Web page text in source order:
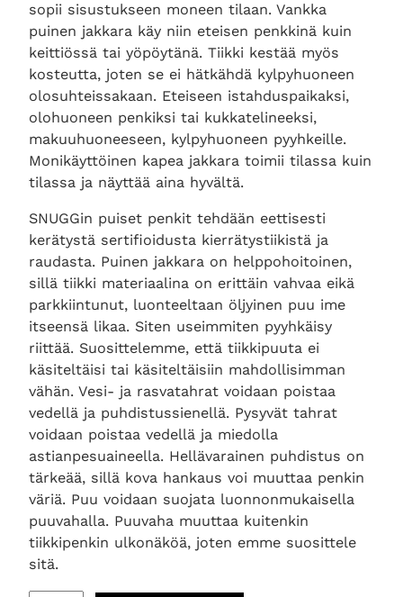
sopii sisustukseen moneen tilaan. Vankka
puinen jakkara käy niin eteisen penkkinä kuin
keittiössä tai yöpöytänä. Tiikki kestää myös
kosteutta, joten se ei hätkähdä kylpyhuoneen
olosuhteissakaan. Eteiseen istahduspaikaksi,
olohuoneen penkiksi tai kukkatelineeksi,
makuuhuoneeseen, kylpyhuoneen pyyhkeille.
Monikäyttöinen kapea jakkara toimii tilassa kuin
tilassa ja näyttää aina hyvältä.
SNUGGin puiset penkit tehdään eettisesti
kerätystä sertifioidusta kierrätystiikistä ja
raudasta. Puinen jakkara on helppohoitoinen,
sillä tiikki materiaalina on erittäin vahvaa eikä
parkkiintunut, luonteeltaan öljyinen puu ime
itseensä likaa. Siten useimmiten pyyhkäisy
riittää. Suosittelemme, että tiikkipuuta ei
käsiteltäisi tai käsiteltäisiin mahdollisimman
vähän. Vesi- ja rasvatahrat voidaan poistaa
vedellä ja puhdistussienellä. Pysyvät tahrat
voidaan poistaa vedellä ja miedolla
astianpesuaineella. Hellävarainen puhdistus on
tärkeää, sillä kova hankaus voi muuttaa penkin
väriä. Puu voidaan suojata luonnonmukaisella
puuvahalla. Puuvaha muuttaa kuitenkin
tiikkipenkin ulkonäköä, joten emme suosittele
sitä.